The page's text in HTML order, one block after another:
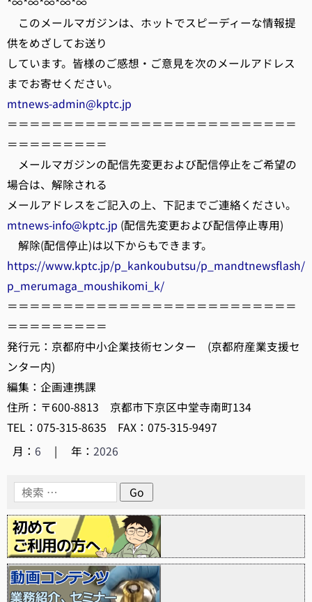
このメールマガジンは、ホットでスピーディーな情報提
供をめざしてお送り
しています。皆様のご感想・ご意見を次のメールアドレス
までお寄せください。
mtnews-admin@kptc.jp
＝＝＝＝＝＝＝＝＝＝＝＝＝＝＝＝＝＝＝＝＝＝＝＝＝＝
＝＝＝＝＝＝＝＝＝
メールマガジンの配信先変更および配信停止をご希望の
場合は、解除される
メールアドレスをご記入の上、下記までご連絡ください。
mtnews-info@kptc.jp (配信先変更および配信停止専用)
解除(配信停止)は以下からもできます。
https://www.kptc.jp/p_kankoubutsu/p_mandtnewsflash/
p_merumaga_moushikomi_k/
＝＝＝＝＝＝＝＝＝＝＝＝＝＝＝＝＝＝＝＝＝＝＝＝＝＝
＝＝＝＝＝＝＝＝＝
発行元：京都府中小企業技術センター (京都府産業支援セ
ンター内)
編集：企画連携課
住所：〒600-8813 京都市下京区中堂寺南町134
TEL：075-315-8635 FAX：075-315-9497
月： 6 | 年：2026